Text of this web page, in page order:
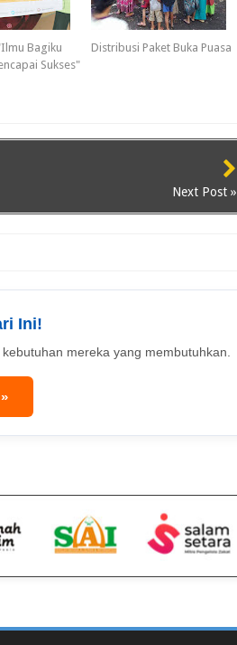
Bagiku
Sukses"
Distribusi Paket Buka Puasa
Next Post »
Ini!
mereka yang membutuhkan.